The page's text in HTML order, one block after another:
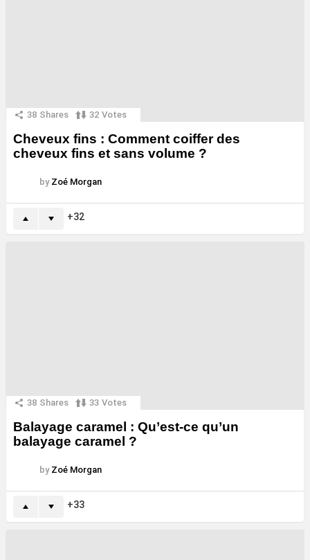
38 Shares 32 Votes
Cheveux fins : Comment coiffer des
cheveux fins et sans volume ?
by Zoé Morgan
32
38 Shares 33 Votes
Balayage caramel : Qu’est-ce qu’un
balayage caramel ?
by Zoé Morgan
33